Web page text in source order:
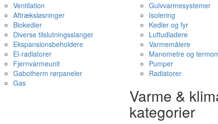
Ventilation
Aftræksløsninger
Biokedler
Diverse tilslutningsslanger
Ekspansionsbeholdere
El-radiatorer
Fjernvarmeunit
Gabotherm rørpaneler
Gas
Gulvvarmesystemer
Isolering
Kedler og fyr
Luftudladere
Varmemålere
Manometre og
Pumper
Radiatorer
Varme &
kategorier